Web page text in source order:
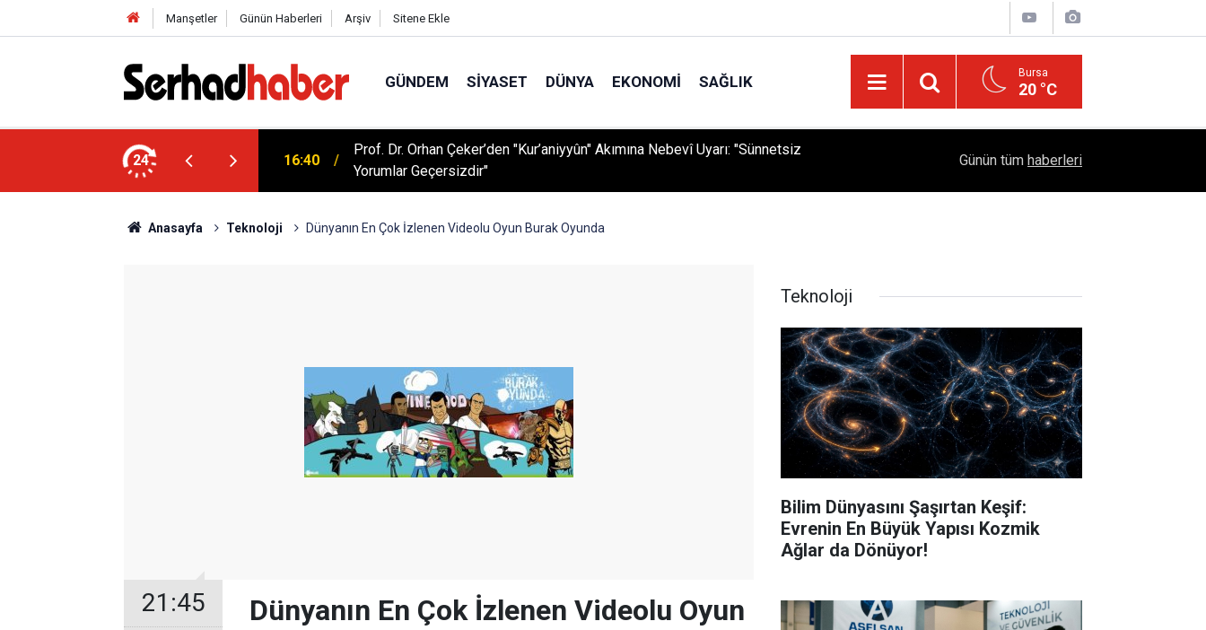
Manşetler Günün Haberleri Arşiv Sitene Ekle
GÜNDEM SIYASET DÜNYA EKONOMI SAĞLIK Bursa
20 °C
24
Kur'an Evlilikte Nasıl Bir Model
16:40
Prof. Dr. Orhan Çeker’den "Kur’aniyyûn" Akımına Nebevî Uyarı: "Sünnetsiz
Yorumlar Geçersizdir"
Sağlıklı Beslenmede Yeni Trend: Düşük
Günün tüm haberleri
Anasayfa Teknoloji Dünyanın En Çok İzlenen Videolu Oyun Burak Oyunda
21:45
Dünyanın En Çok İzlenen Videolu Oyun
Teknoloji
Bilim Dünyasını Şaşırtan Keşif:
Evrenin En Büyük Yapısı Kozmik
Ağlar da Dönüyor!